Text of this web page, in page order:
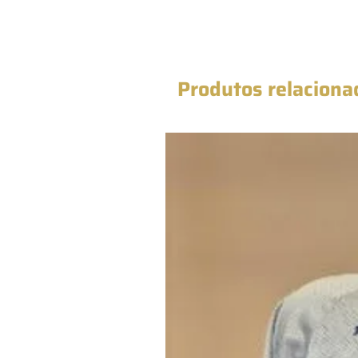
Produtos